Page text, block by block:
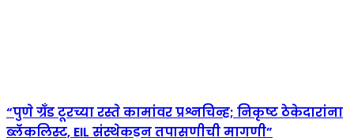
“पुणे ग्रँड टूरच्या रस्ते कामांवर प्रश्नचिन्ह; निकृष्ट ठेकेदारांना
ब्लॅकलिस्ट, EIL संस्थेकडून तपासणीची मागणी”